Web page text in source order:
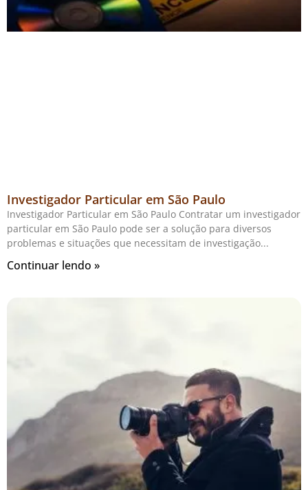
Investigador Particular em São Paulo
Investigador Particular em São Paulo Contratar um investigador
particular em São Paulo pode ser a solução para diversos
problemas e situações que necessitam de investigação
Continuar lendo »